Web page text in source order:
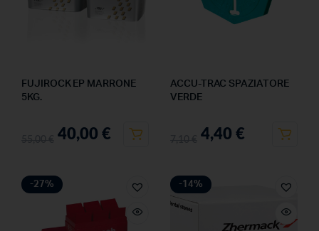
FUJIROCK EP MARRONE
5KG.
40,00 €
ACCU-TRAC SPAZIATORE
VERDE
4,40 €
-27% -14%